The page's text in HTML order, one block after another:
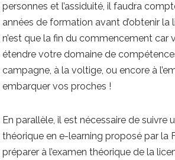
personnes et l’assiduité, il faudra
années de formation avant d’obtenir la
n’est que la fin du commencement car
étendre votre domaine de
campagne, à la voltige, ou encore à
embarquer vos proches !
En parallèle, il est nécessaire de suivre
théorique en e-learning proposé par la
préparer à l’examen théorique de la